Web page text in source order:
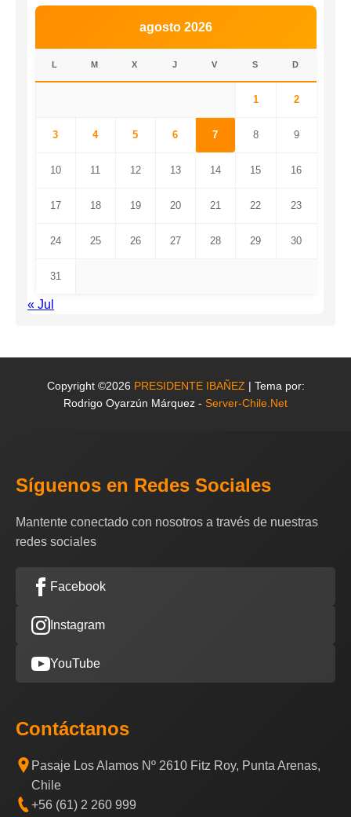
agosto 2026
L M X J V S D
1 2
3 4 5 6 7 8 9
10 11 12 13 14 15 16
17 18 19 20 21 22 23
24 25 26 27 28 29 30
31
« Jul
Copyright ©2026 PRESIDENTE IBAÑEZ | Tema por:
Rodrigo Oyarzún Márquez - Server-Chile.Net
Síguenos en Redes Sociales
Mantente conectado con nosotros a través de nuestras
redes sociales
Facebook
Instagram
YouTube
Contáctanos
Pasaje Los Alamos Nº 2610 Fitz Roy, Punta Arenas,
Chile
+56 (61) 2 260 999